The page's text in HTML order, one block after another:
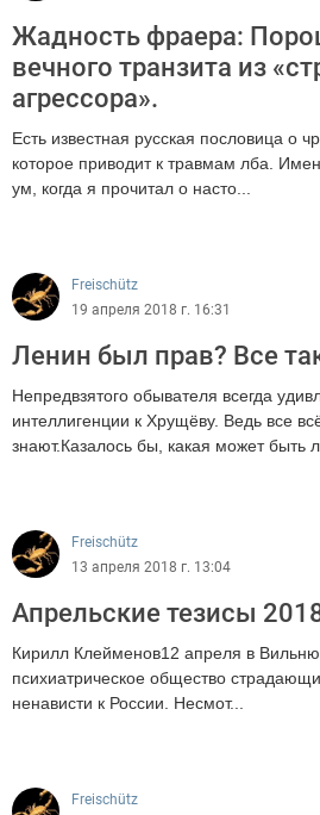
Жадность фраера:
вечного транзита из
агрессора».
Есть известная русская пословица о
которое приводит к травмам лба.
ум, когда я прочитал о насто...
Freischütz
19 апреля 2018 г. 16:31
Ленин был прав? Все
Непредвзятого обывателя всегда
интеллигенции к Хрущёву. Ведь все
знают.Казалось бы, какая может быть
Freischütz
13 апреля 2018 г. 13:04
Апрельские тезисы
Кирилл Клейменов12 апреля в
психиатрическое общество
ненависти к России. Несмот...
Freischütz